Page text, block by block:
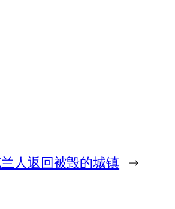
人返回被毁的城镇 →